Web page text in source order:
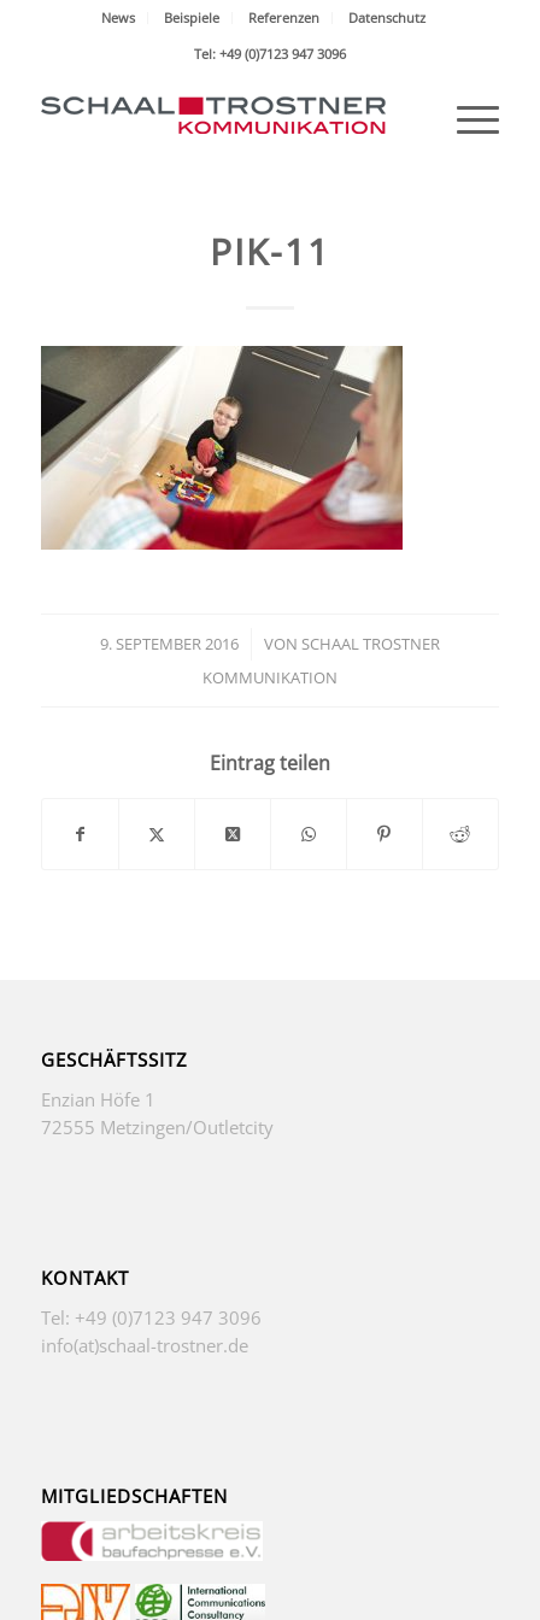
News Beispiele Referenzen
Datenschutz
Tel: +49 (0)7123 947 3096
PIK-11
9. SEPTEMBER 2016
/ VON SCHAAL TROSTNER
KOMMUNIKATION
Eintrag teilen
GESCHÄFTSSITZ
Enzian Höfe 1
72555 Metzingen/Outletcity
KONTAKT
Tel: +49 (0)7123 947 3096
info(at)schaal-trostner.de
MITGLIEDSCHAFTEN